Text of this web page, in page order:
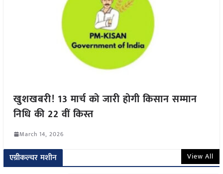
खुशखबरी! 13 मार्च को जारी होगी किसान सम्मान
निधि की 22 वीं किस्त
March 14, 2026
एग्रीकल्चर मशीन View All